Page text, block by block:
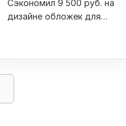
Сэкономил 9 500 руб. на
дизайне обложек для